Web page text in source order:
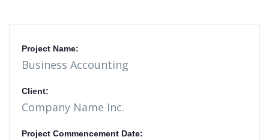
Project Name:
Business Accounting
Client:
Company Name Inc.
Project Commencement Date: